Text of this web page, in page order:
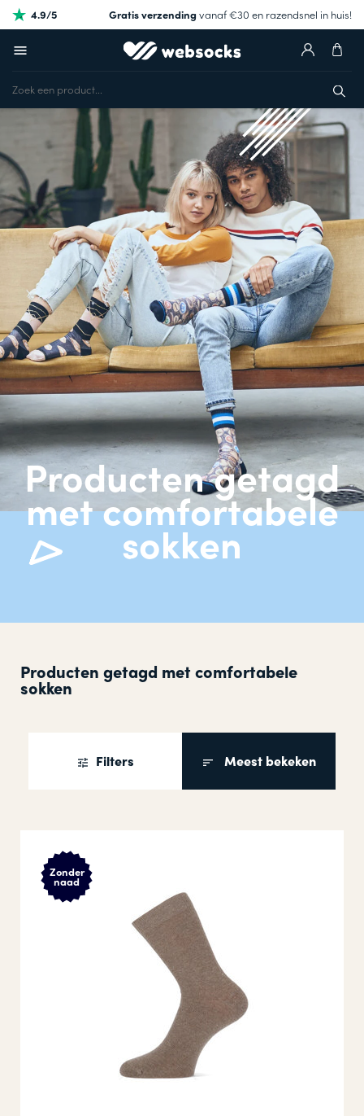
4.9/5 Gratis verzendingvanaf €30 en razendsnel in huis!
Producten getagd
met comfortabele
sokken
Producten getagd met comfortabele
sokken
Filters Meest bekeken
Zonder
naad